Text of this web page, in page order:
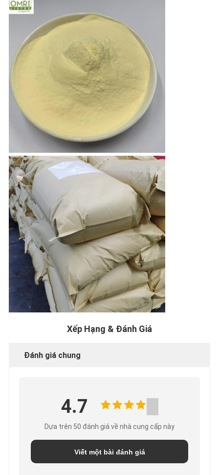
Xếp Hạng & Đánh Giá
Đánh giá chung
4.7
Dựa trên 50 đánh giá về nhà cung cấp này
Viết một bài đánh giá